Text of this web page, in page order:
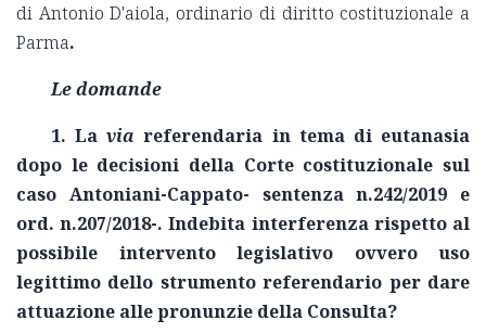
di Antonio D'aiola, ordinario di diritto costituzionale a
Parma.
Le domande
1. Lavia referendaria in tema di eutanasia
dopo le decisioni della Corte costituzionale sul
caso Antoniani-Cappato- sentenza n.242/2019 e
ord. n.207/2018-. Indebita interferenza rispetto al
possibile intervento legislativo ovvero uso
legittimo dello strumento referendario per dare
attuazione alle pronunzie della Consulta?